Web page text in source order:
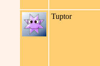
Tuptor